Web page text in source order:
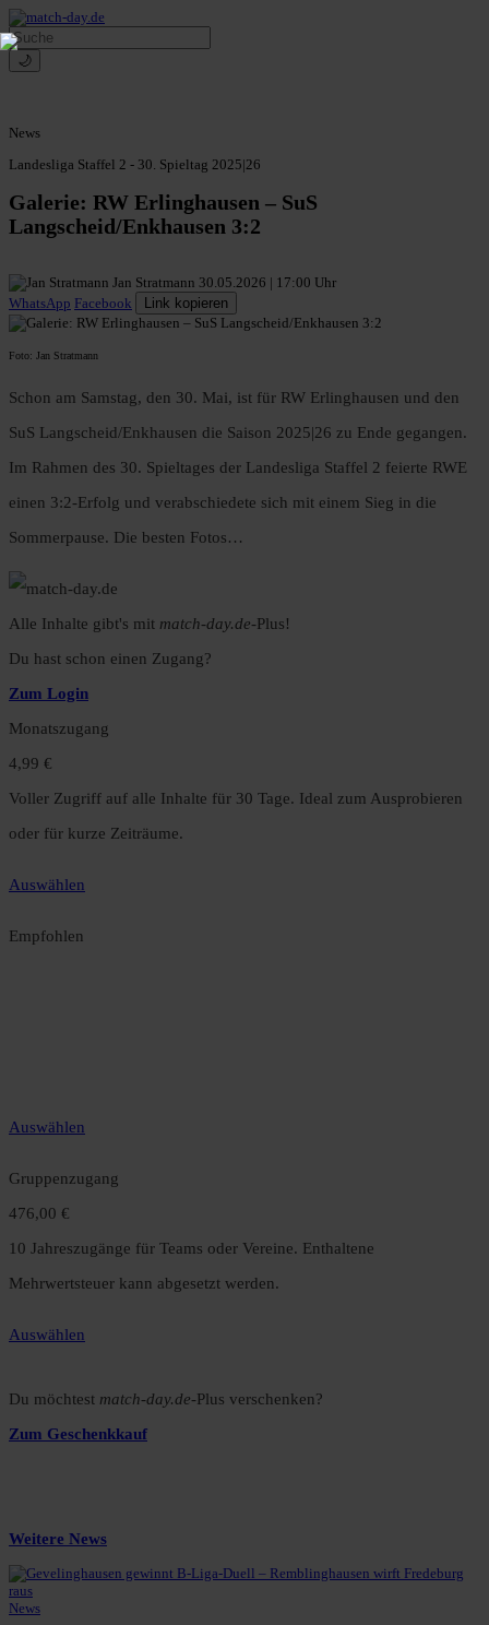
🌙
News
Landesliga Staffel 2 - 30. Spieltag 2025|26
Galerie: RW Erlinghausen – SuS
Langscheid/Enkhausen 3:2
Jan Stratmann 30.05.2026 | 17:00 Uhr
WhatsApp Facebook Link kopieren
Foto: Jan Stratmann
Schon am Samstag, den 30. Mai, ist für RW Erlinghausen und den
SuS Langscheid/Enkhausen die Saison 2025|26 zu Ende gegangen.
Im Rahmen des 30. Spieltages der Landesliga Staffel 2 feierte RWE
einen 3:2-Erfolg und verabschiedete sich mit einem Sieg in die
Sommerpause. Die besten Fotos…
Alle Inhalte gibt's mit match-day.de-Plus!
Du hast schon einen Zugang?
Zum Login
Monatszugang
4,99 €
Voller Zugriff auf alle Inhalte für 30 Tage. Ideal zum Ausprobieren
oder für kurze Zeiträume.
Auswählen
Empfohlen
Auswählen
Gruppenzugang
476,00 €
10 Jahreszugänge für Teams oder Vereine. Enthaltene
Mehrwertsteuer kann abgesetzt werden.
Auswählen
Du möchtest match-day.de-Plus verschenken?
Zum Geschenkkauf
Weitere News
News